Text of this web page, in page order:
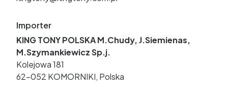
Importer
KING TONY POLSKA M.Chudy, J.Siemienas,
M.Szymankiewicz Sp.j.
Kolejowa 181
62-052 KOMORNIKI, Polska